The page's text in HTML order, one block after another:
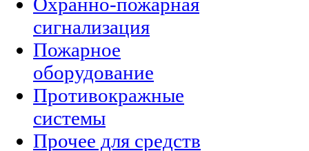
сигнализация
Пожарное
оборудование
Противокражные
системы
Прочее для средств